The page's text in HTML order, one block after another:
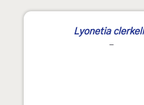
Lyonetia
-